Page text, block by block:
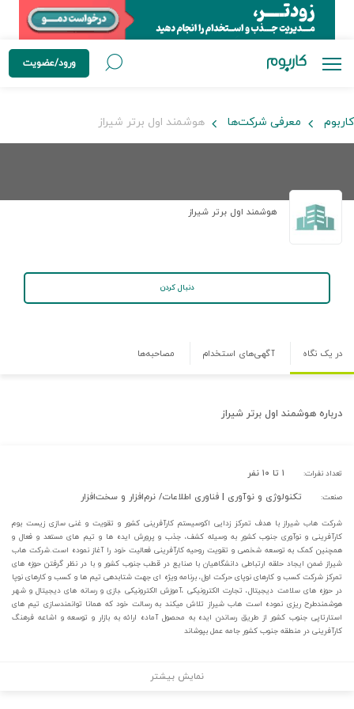
ورود/عضویت
کاربوم معرفی شرکت‌ها هوشمند اول برتر شیراز
هوشمند اول برتر شیراز
دنبال کردن
در یک نگاه آگهی‌های استخدام مصاحبه‌ها
درباره هوشمند اول برتر شیراز
تعداد نفرات: ۱ تا ۱۰ نفر
صنعت: تکنولوژی و نوآوری | فناوری اطلاعات/ نرم‌افزار و سخت‌افزار
شرکت هاب شیراز با هدف تمرکز زدایی اکوسیستم کارآفرینی کشور و تقویت و غنی سازی زیست بوم
کارآفرینی و نوآوری جنوب کشور به وسیله کشف، جذب و پرورش ایده ها و تیم های مستعد و فعال و
همچنین کمک به توسعه شخصی و تقویت روحیه کارآفرینی فعالیت خود را آغاز نموده است.شرکت هاب
شیراز ضمن ایجاد حلقه ارتباطی دانشگاهیان با صنایع در قطب جنوب کشور و با در نظر گرفتن حوزه های
تمرکز شرکت کسب و کارهای نوپای حرکت اول، برنامه ویژه ای جهت شتابدهی تیم ها و کسب و کارهای نوپا
در حوزه های سلامت دیجیتال، تجارت الکترونیکی ،آموزش الکترونیکی ،بازی و رسانه های دیجیتال و شهر
هوشمندطرح ریزی نموده است هاب شیراز تلاش میکند به رسالت خود که همانا توانمندسازی تیم های
استارتاپی جنوب کشور از طریق رساندن ایده به محصول آماده ارائه به بازار و توسعه و اشاعه فرهنگ
کارآفرینی در منطقه جنوب کشور جامه عمل بپوشاند
نمایش بیشتر